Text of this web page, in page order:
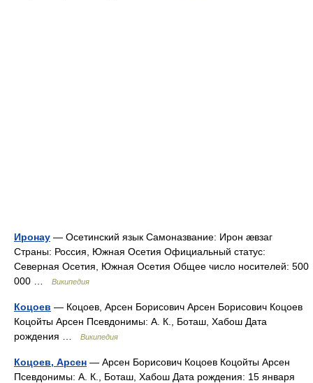
Иронау — Осетинский язык Самоназвание: Ирон ӕвзаг
Страны: Россия, Южная Осетия Официальный статус:
Северная Осетия, Южная Осетия Общее число носителей: 500
000 …
Википедия
Коцоев — Коцоев, Арсен Борисович Арсен Борисович Коцоев
Коцойты Арсен Псевдонимы: А. К., Боташ, Хабош Дата
рождения …
Википедия
Коцоев, Арсен — Арсен Борисович Коцоев Коцойты Арсен
Псевдонимы: А. К., Боташ, Хабош Дата рождения: 15 января